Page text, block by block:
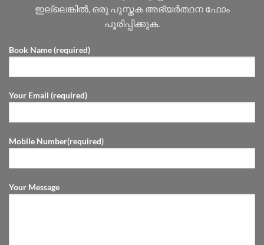
ഇല്ലെങ്കിൽ, ഒരു പുസ്തക അഭ്യർത്ഥന ഫോം
പൂരിപ്പിക്കുക.
Book Name (required)
Your Email (required)
Mobile Number(required)
Your Message